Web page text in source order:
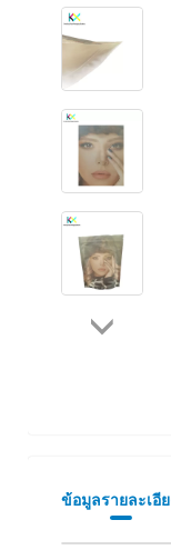
ข้อมูลรายละเอี